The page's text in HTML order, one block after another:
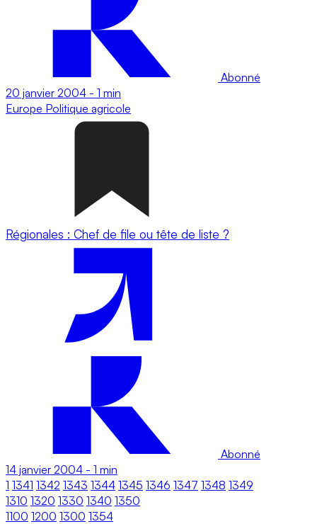
Abonné
20 janvier 2004 - 1 min
Europe Politique agricole
Régionales : Chef de file ou tête de liste ?
Abonné
14 janvier 2004 - 1 min
1 1341 1342 1343 1344 1345 1346 1347 1348 1349
1310 1320 1330 1340 1350
1100 1200 1300 1354